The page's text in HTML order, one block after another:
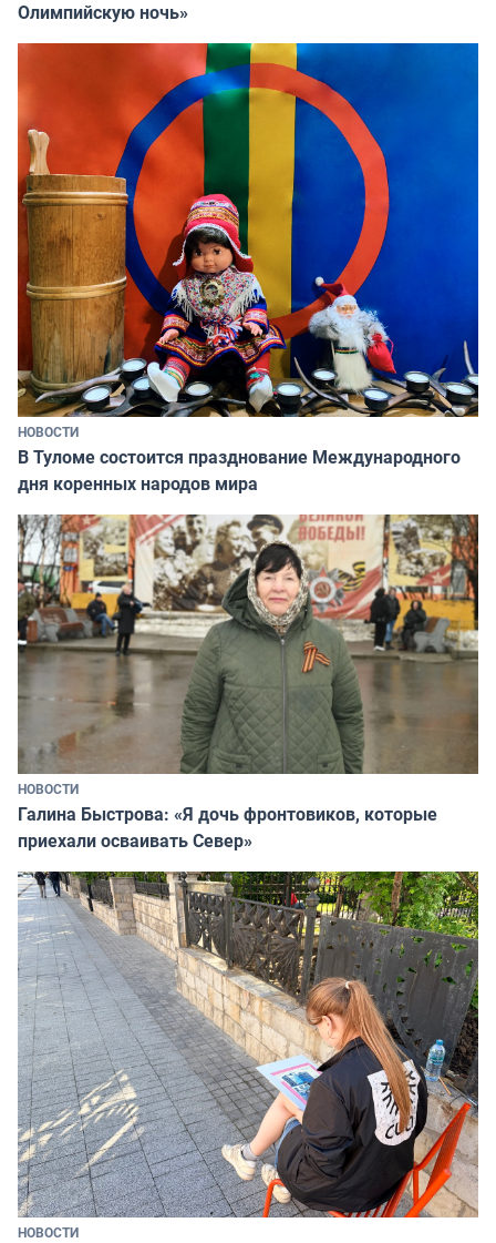
Олимпийскую ночь»
НОВОСТИ
В Туломе состоится празднование Международного
дня коренных народов мира
НОВОСТИ
Галина Быстрова: «Я дочь фронтовиков, которые
приехали осваивать Север»
НОВОСТИ